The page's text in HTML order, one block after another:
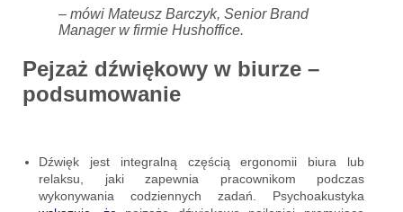
– mówi Mateusz Barczyk, Senior Brand
Manager w firmie Hushoffice.
Pejzaż dźwiękowy w biurze –
podsumowanie
Dźwięk jest integralną częścią ergonomii biura lub
relaksu, jaki zapewnia pracownikom podczas
wykonywania codziennych zadań. Psychoakustyka